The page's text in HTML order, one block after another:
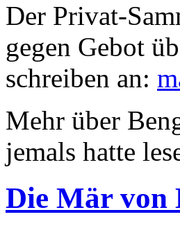
Der Privat-
gegen Gebot
schreiben an:
Mehr über
jemals hatte
Die Mär von